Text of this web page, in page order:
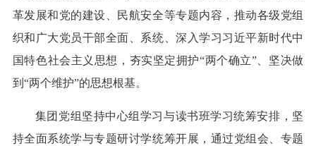
革发展和党的建设、民航安全等专题内容，推动各级党组
织和广大党员干部全面、系统、深入学习习近平新时代中
国特色社会主义思想，夯实坚定拥护“两个确立”、坚决做
到“两个维护”的思想根基。
集团党组坚持中心组学习与读书班学习统筹安排，坚
持全面系统学与专题研讨学统筹开展，通过党组会、专题